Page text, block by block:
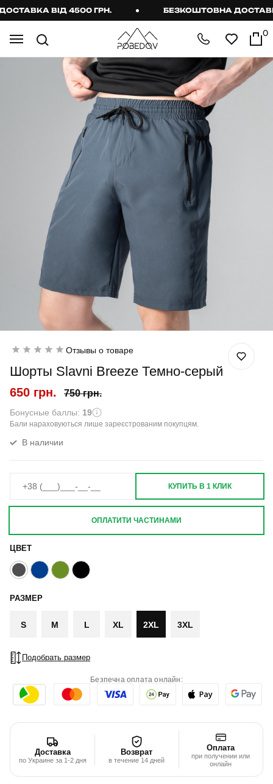
ВІД 4500 ГРН. БЕЗКОШТОВНА ДОСТАВКА
0
Отзывы о товаре
Шорты Slavni Breeze Темно-серый
650 грн. 750 грн.
Бонусные баллы: 19
Бали нараховуються лише зареєстрованим покупцям.
В наличии
ЦВЕТ
РАЗМЕР
S M L XL 2XL 3XL
Подобрать размер
КУПИТЬ В 1 КЛИК
ОПЛАТИТИ ЧАСТИНАМИ
Безпечна оплата онлайн:
Доставка
по Украине за 1-2 дня
Возврат
в течение 14 дней
Оплата
при получении или
онлайн